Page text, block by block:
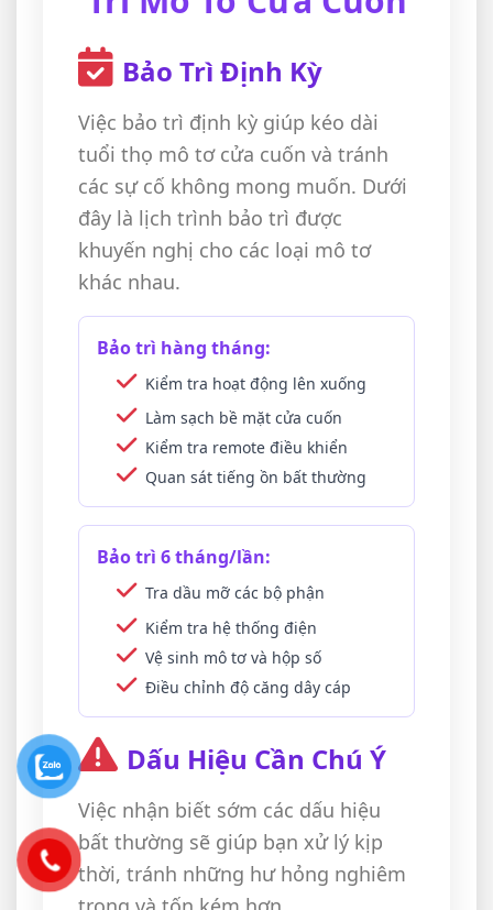
Bảo Trì Định Kỳ
Việc bảo trì định kỳ giúp kéo dài
tuổi thọ mô tơ cửa cuốn và tránh
các sự cố không mong muốn. Dưới
đây là lịch trình bảo trì được
khuyến nghị cho các loại mô tơ
khác nhau.
Bảo trì hàng tháng:
Kiểm tra hoạt động lên xuống
Làm sạch bề mặt cửa cuốn
Kiểm tra remote điều khiển
Quan sát tiếng ồn bất thường
Bảo trì 6 tháng/lần:
Tra dầu mỡ các bộ phận
Kiểm tra hệ thống điện
Vệ sinh mô tơ và hộp số
Điều chỉnh độ căng dây cáp
Dấu Hiệu Cần Chú Ý
Việc nhận biết sớm các dấu hiệu
bất thường sẽ giúp bạn xử lý kịp
thời, tránh những hư hỏng nghiêm